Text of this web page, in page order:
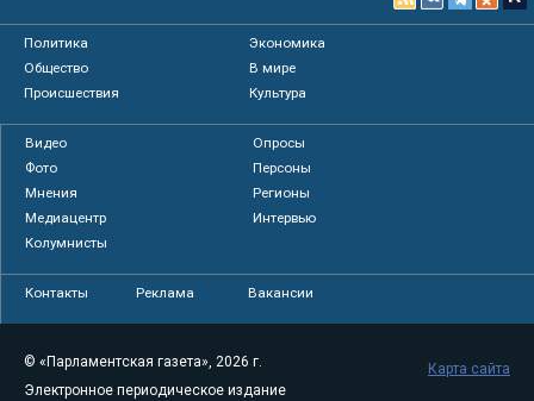
Политика
Экономика
Общество
В мире
Происшествия
Культура
Видео
Опросы
Фото
Персоны
Мнения
Регионы
Медиацентр
Интервью
Колумнисты
Контакты Реклама Вакансии
© «Парламентская газета», 2026 г.
Электронное периодическое издание
Карта сайта